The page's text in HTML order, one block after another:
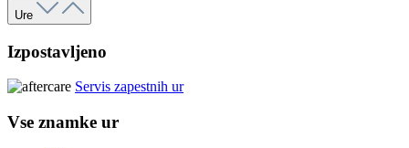
Ure
Izpostavljeno
Servis zapestnih ur
Vse znamke ur